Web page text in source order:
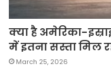
क्या है अमेरिका-
में इतना सस्ता मिल
March 25, 2026